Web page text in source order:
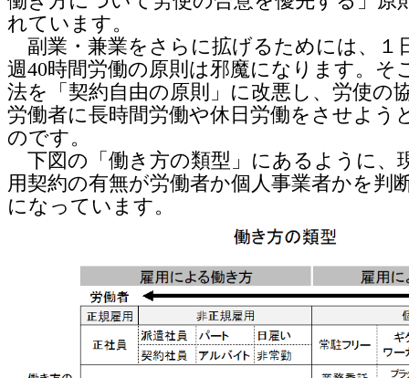
れています。
副業・兼業をさらに拡げるためには、１
週40時間労働の原則は邪魔になります。そ
法を「契約自由の原則」に改悪し、労使の
労働者に長時間労働や休日労働をさせよう
のです。
下図の「働き方の類型」にあるように、
用契約の有無が労働者か個人事業者かを判
になっています。